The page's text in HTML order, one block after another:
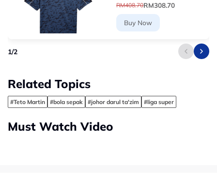
RM408.70RM308.70
Buy Now
1/2
Related Topics
#Teto Martin #bola sepak #johor darul ta'zim #liga super
Must Watch Video